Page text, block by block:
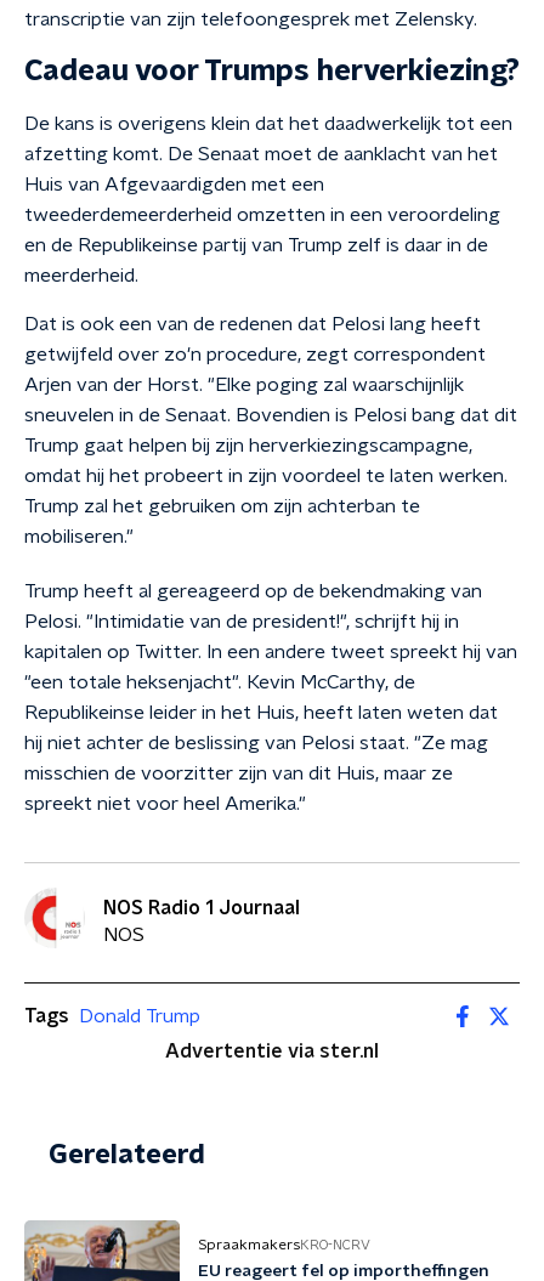
transcriptie van zijn telefoongesprek met Zelensky.
Cadeau voor Trumps herverkiezing?
De kans is overigens klein dat het daadwerkelijk tot een
afzetting komt. De Senaat moet de aanklacht van het
Huis van Afgevaardigden met een
tweederdemeerderheid omzetten in een veroordeling
en de Republikeinse partij van Trump zelf is daar in de
meerderheid.
Dat is ook een van de redenen dat Pelosi lang heeft
getwijfeld over zo'n procedure, zegt correspondent
Arjen van der Horst. "Elke poging zal waarschijnlijk
sneuvelen in de Senaat. Bovendien is Pelosi bang dat dit
Trump gaat helpen bij zijn herverkiezingscampagne,
omdat hij het probeert in zijn voordeel te laten werken.
Trump zal het gebruiken om zijn achterban te
mobiliseren."
Trump heeft al gereageerd op de bekendmaking van
Pelosi. "Intimidatie van de president!", schrijft hij in
kapitalen op Twitter. In een andere tweet spreekt hij van
"een totale heksenjacht". Kevin McCarthy, de
Republikeinse leider in het Huis, heeft laten weten dat
hij niet achter de beslissing van Pelosi staat. "Ze mag
misschien de voorzitter zijn van dit Huis, maar ze
spreekt niet voor heel Amerika."
NOS Radio 1 Journaal
NOS
Tags
Donald Trump
Advertentie via ster.nl
Gerelateerd
SpraakmakersKRO-NCRV
EU reageert fel op importheffingen